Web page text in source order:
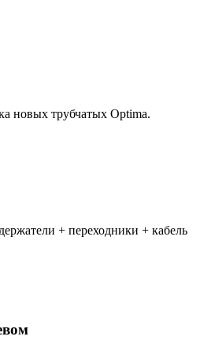
новых трубчатых Optima.
+ переходники + кабель